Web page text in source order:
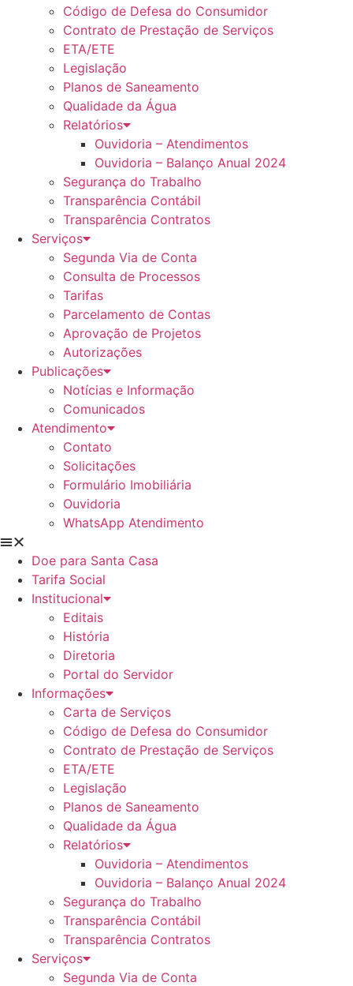
Código de Defesa do Consumidor
Contrato de Prestação de Serviços
ETA/ETE
Legislação
Planos de Saneamento
Qualidade da Água
Relatórios
Ouvidoria – Atendimentos
Ouvidoria – Balanço Anual 2024
Segurança do Trabalho
Transparência Contábil
Transparência Contratos
Serviços
Segunda Via de Conta
Consulta de Processos
Tarifas
Parcelamento de Contas
Aprovação de Projetos
Autorizações
Publicações
Notícias e Informação
Comunicados
Atendimento
Contato
Solicitações
Formulário Imobiliária
Ouvidoria
WhatsApp Atendimento
Doe para Santa Casa
Tarifa Social
Institucional
Editais
História
Diretoria
Portal do Servidor
Informações
Carta de Serviços
Código de Defesa do Consumidor
Contrato de Prestação de Serviços
ETA/ETE
Legislação
Planos de Saneamento
Qualidade da Água
Relatórios
Ouvidoria – Atendimentos
Ouvidoria – Balanço Anual 2024
Segurança do Trabalho
Transparência Contábil
Transparência Contratos
Serviços
Segunda Via de Conta